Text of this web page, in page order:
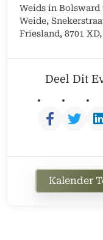
Weids in Bolsward
Weide,
Friesland, 8701
Deel Dit
Kalender